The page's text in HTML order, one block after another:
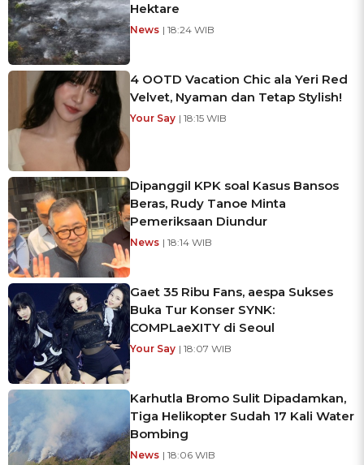
Hektare
News | 18:24 WIB
4 OOTD Vacation Chic ala Yeri Red
Velvet, Nyaman dan Tetap Stylish!
Your Say | 18:15 WIB
Dipanggil KPK soal Kasus Bansos
Beras, Rudy Tanoe Minta
Pemeriksaan Diundur
News | 18:14 WIB
Gaet 35 Ribu Fans, aespa Sukses
Buka Tur Konser SYNK:
COMPLaeXITY di Seoul
Your Say | 18:07 WIB
Karhutla Bromo Sulit Dipadamkan,
Tiga Helikopter Sudah 17 Kali Water
Bombing
News | 18:06 WIB